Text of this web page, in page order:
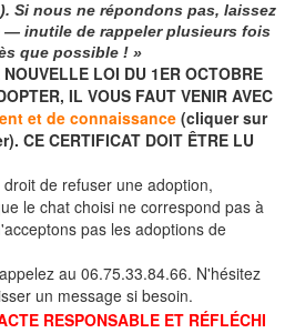
Si nous ne répondons pas, laissez
— inutile de rappeler plusieurs fois
que possible ! »
LOI DU 1ER OCTOBRE
IL VOUS FAUT VENIR AVEC
et de connaissance (cliquer sur
CE CERTIFICAT DOIT ÊTRE LU
droit de refuser une adoption,
le chat choisi ne correspond pas à
pas les adoptions de
au 06.75.33.84.66. N'hésitez
un message si besoin.
RESPONSABLE ET RÉFLÉCHI